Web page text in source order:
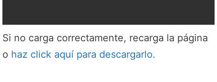
Si no carga correctamente, recarga la página
o haz click aquí para descargarlo.